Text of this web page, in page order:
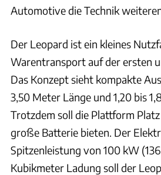
Automotive die Technik
Der Leopard ist ein kleines
Warentransport auf der ersten
Das Konzept sieht kompakte
3,50 Meter Länge und 1,20 bis
Trotzdem soll die Plattform
große Batterie bieten. Der
Spitzenleistung von 100 kW (136
Kubikmeter Ladung soll der